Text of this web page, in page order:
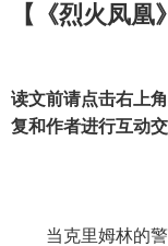
【《烈火凤
读文前请点击右上
复和作者进行互动交
当克里姆林的警